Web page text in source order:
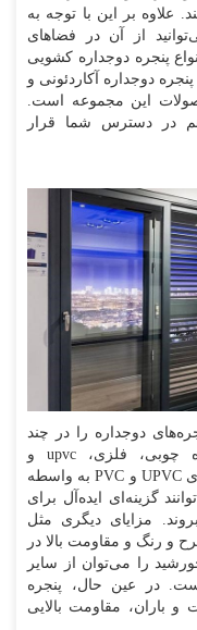
علاوه بر این با توجه به
از آن در فضاهای
پنجره دوجداره کشویی
دوجداره آکاردئونی و
این مجموعه است.
هم در دسترس شما قرار
دوجداره را در چند
چوبی، فلزی، upvc و
UPVC و PVCبه واسطه
گزینه‌ای ایده‌آل برای
مزایای دیگری مثل
و رنگ و مقاومت بالا در
را می‌توان از سایر
در عین‌ حال، پنجره
و باران، مقاومت بالایی